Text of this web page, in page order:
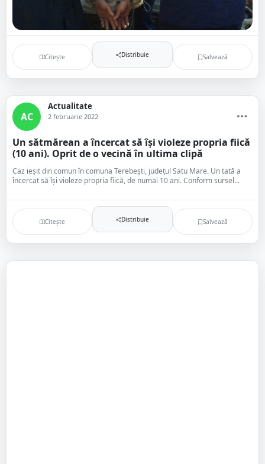
Citește Distribuie Salvează
AC
Actualitate
2 februarie 2022
Un sătmărean a încercat să își violeze propria fiică
(10 ani). Oprit de o vecină în ultima clipă
Caz ieșit din comun în comuna Terebești, județul Satu Mare. Un tată a
încercat să își violeze propria fiică, de numai 10 ani. Conform sursel...
Citește Distribuie Salvează